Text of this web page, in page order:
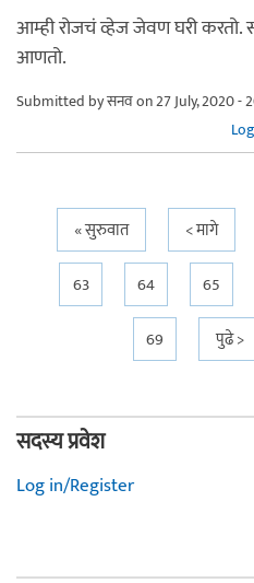
आम्ही रोजचं व्हेज जेवण घरी
आणतो.
Submitted byसनवon 27 July, 2020 -
Pages« सुरुवात < मागे
63
64 65
69
पुढे >
सदस्य प्रवेश
Log in/Register